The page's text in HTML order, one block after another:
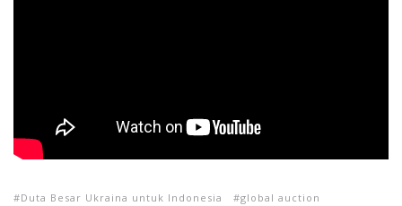
Duta Besar Ukraina untuk Indonesia
global auction